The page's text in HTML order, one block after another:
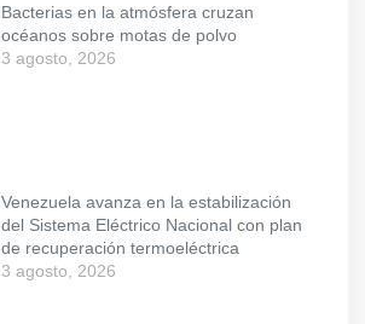
Bacterias en la atmósfera cruzan
océanos sobre motas de polvo
3 agosto, 2026
Venezuela avanza en la estabilización
del Sistema Eléctrico Nacional con plan
de recuperación termoeléctrica
3 agosto, 2026